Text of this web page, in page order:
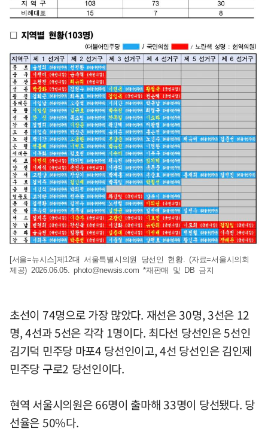
[서울=뉴시스]제12대 서울특별시의원 당선인 현황. (자료=서울시의회
제공) 2026.06.05.photo@newsis.com *재판매 및 DB 금지
초선이 74명으로 가장 많았다. 재선은 30명, 3선은 12
명, 4선과 5선은 각각 1명이다. 최다선 당선인은 5선인
김기덕 민주당 마포4 당선인이고, 4선 당선인은 김인제
민주당 구로2 당선인이다.
현역 서울시의원은 66명이 출마해 33명이 당선됐다. 당
선율은 50%다.